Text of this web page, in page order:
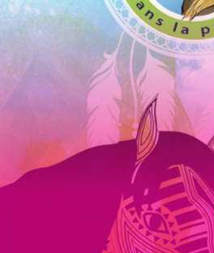
Aller
au
contenu
principal